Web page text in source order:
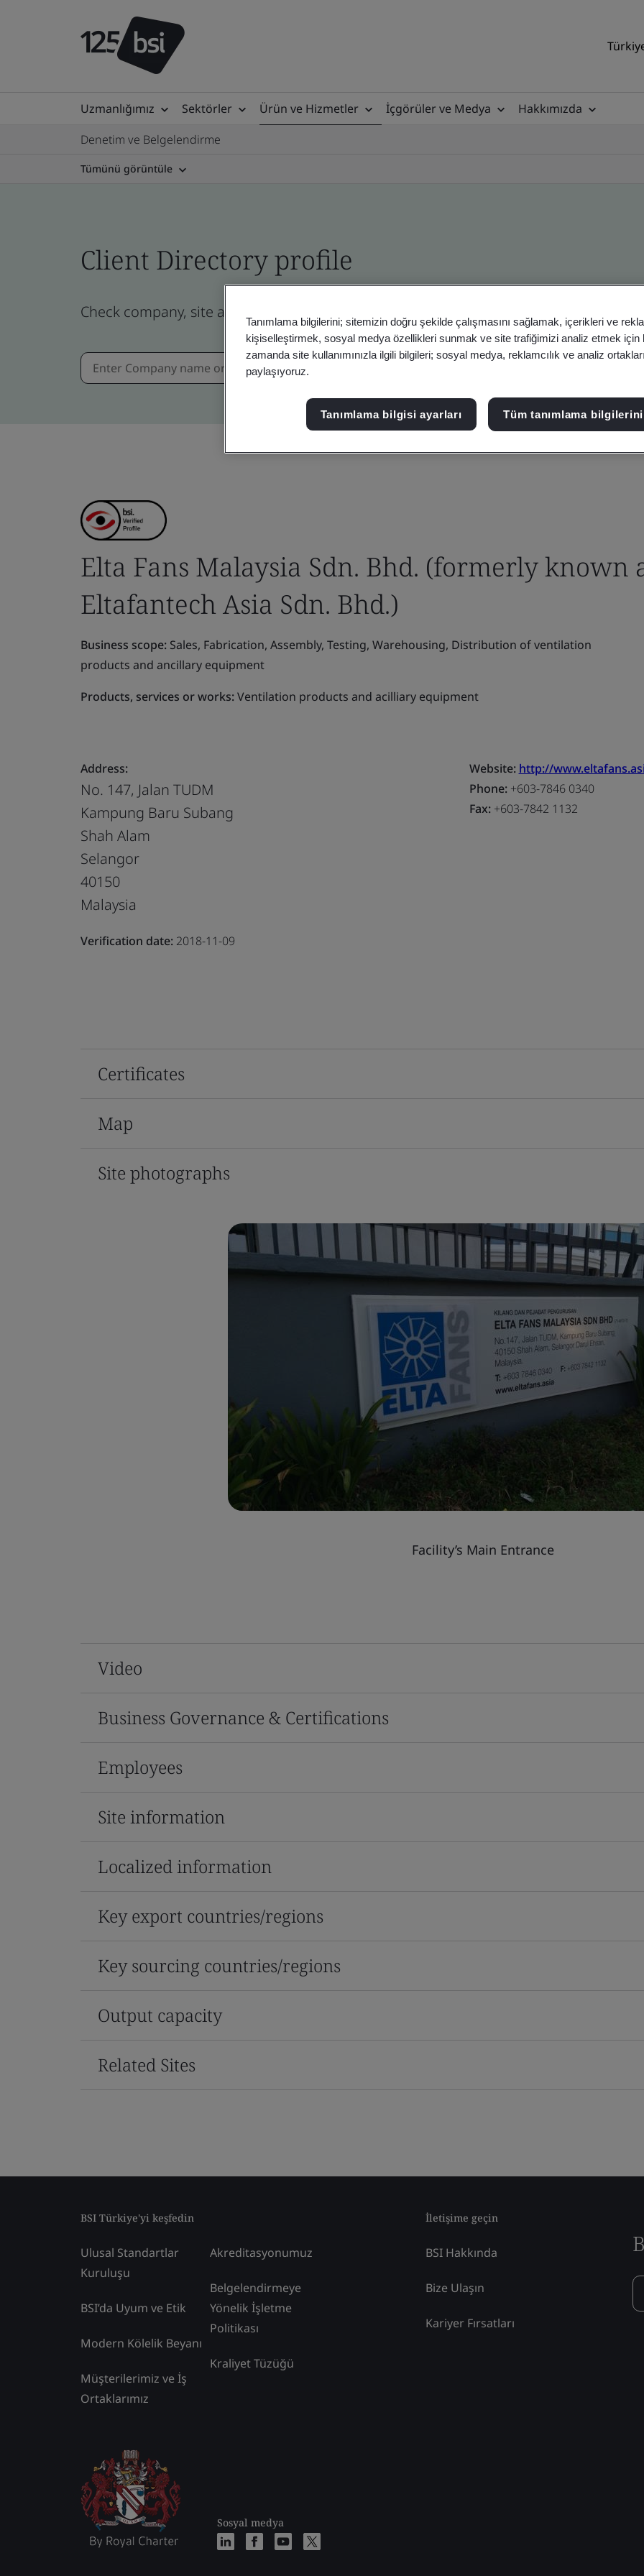
Uzmanlığımız Sektörler Ürün ve Hizmetler İçgörüler ve Medya
Hakkımızda
Denetim ve Belgelendirme
Tümünü görüntüle
Client Directory profile
Check company, site and product certificates - Validation and Verification
Elta Fans Malaysia Sdn. Bhd. (formerly known
Eltafantech Asia Sdn. Bhd.)
Business scope: Sales, Fabrication, Assembly, Testing, Warehousing, Distribution of ventilation
products and ancillary equipment
Products, services or works:Ventilation products and acilliary equipment
Address:
No. 147, Jalan TUDM
Kampung Baru Subang
Shah Alam
Selangor
40150
Malaysia
Verification date: 2018-11-09
Website: http://
Phone:+603-7846 0340
Fax:+603-7842 1132
Certificates
Map
Site photographs
Facility’s Main Entrance
Video
Business Governance & Certifications
Employees
Site information
Localized information
Key export countries/regions
Key sourcing countries/regions
Output capacity
Related Sites
BSI Türkiye'yi keşfedin
Ulusal Standartlar
Kuruluşu
BSI’da Uyum ve Etik
Modern Kölelik Beyanı
Müşterilerimiz ve İş
Ortaklarımız
Akreditasyonumuz
Belgelendirmeye
Yönelik İşletme
Politikası
Kraliyet Tüzüğü
Sosyal medya
İletişime geçin
BSI Hakkında
Bize Ulaşın
Kariyer Fırsatları
Tanımlama bilgilerini; sitemizin doğru şekilde çalışmasını sağlamak, içerikleri ve
kişiselleştirmek, sosyal medya özellikleri sunmak ve site trafiğimizi analiz etmek için
zamanda site kullanımınızla ilgili bilgileri; sosyal medya, reklamcılık ve analiz
paylaşıyoruz.
Tanımlama bilgisi ayarları Tüm tanımlama